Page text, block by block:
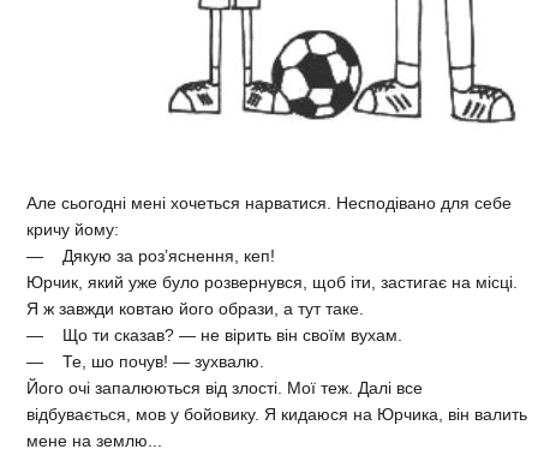
Але сьогодні мені хочеться нарватися. Несподівано для себе
кричу йому:
— Дякую за роз’яснення, кеп!
Юрчик, який уже було розвернувся, щоб іти, застигає на місці.
Я ж завжди ковтаю його образи, а тут таке.
— Що ти сказав? — не вірить він своїм вухам.
— Те, шо почув! — зухвалю.
Його очі запалюються від злості. Мої теж. Далі все
відбувається, мов у бойовику. Я кидаюся на Юрчика, він валить
мене на землю...